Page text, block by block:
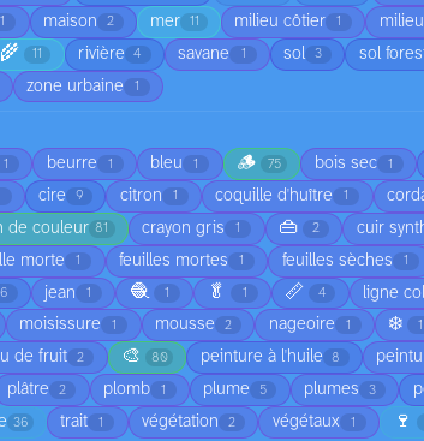
1 maison 2 mer 11 milieu côtier 1
🌾 11 rivière 4 savane 1 sol 3 sol
zone urbaine 1
1 beurre 1 bleu 1 🪵 75 bois sec 1
cire 9 citron 1 coquille d'huître 1
de couleur 81 crayon gris 1 👜 2 cuir
morte 1 feuilles mortes 1 feuilles sèches 1
6 jean 1 🧶 1 🥬 1 📏 4 ligne
moisissure 1 mousse 2 nageoire 1 ❄️ 1
de fruit 2 🎨 80 peinture à l'huile 8
plâtre 2 plomb 1 plume 5 plumes 3
36 trait 1 végétation 2 végétaux 1 🍷